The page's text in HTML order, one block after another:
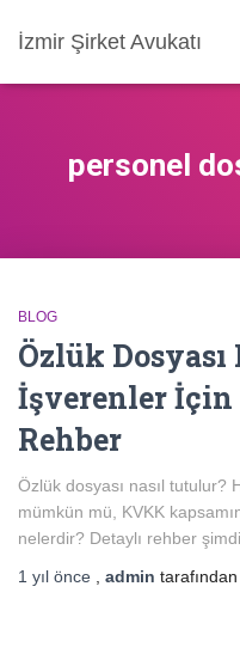
İzmir Şirket Avukatı
personel
BLOG
Özlük
İşverenler İçin
Rehber
Özlük dosyası nasıl tutulur?
mümkün mü, KVKK
nelerdir? Detaylı rehber şimdi
1 yıl önce admin tarafından